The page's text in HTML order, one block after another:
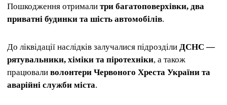
Пошкодження отримали три багатоповерхівки, два
приватні будинки та шість автомобілів.
До ліквідації наслідків залучалися підрозділи ДСНС —
рятувальники, хіміки та піротехніки, а також
працювали волонтери Червоного Хреста України та
аварійні служби міста.